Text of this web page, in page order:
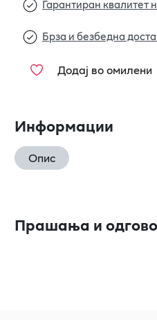
Гарантиран квалитет
Брза и безбедна
Додај во омилени
Информации
Опис
Прашања и